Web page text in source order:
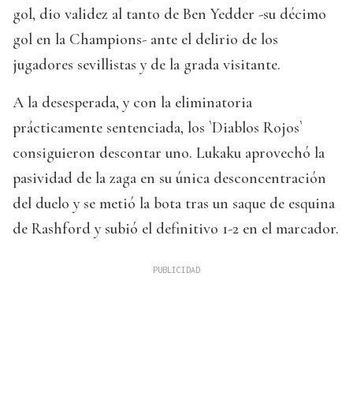
gol, dio validez al tanto de Ben Yedder -su décimo
gol en la Champions- ante el delirio de los
jugadores sevillistas y de la grada visitante.
A la desesperada, y con la eliminatoria
prácticamente sentenciada, los `Diablos Rojos`
consiguieron descontar uno. Lukaku aprovechó la
pasividad de la zaga en su única desconcentración
del duelo y se metió la bota tras un saque de esquina
de Rashford y subió el definitivo 1-2 en el marcador.